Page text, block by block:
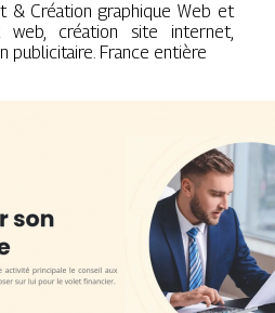
& Création graphique Web et
web, création site internet,
publicitaire. France entière